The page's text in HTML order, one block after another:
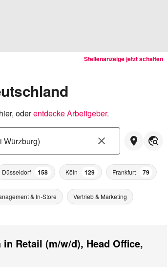
Stellenanzeige jetzt schalten
oderentdecke Arbeitgeber.
Düsseldorf 158 Köln 129 Frankfurt 79
& In-Store Vertrieb & Marketing
Retail (m/w/d), Head Office,